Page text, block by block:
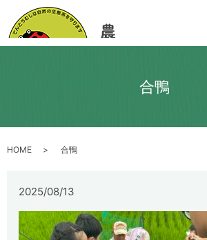
合鴨
HOME 合鴨
2025/08/13